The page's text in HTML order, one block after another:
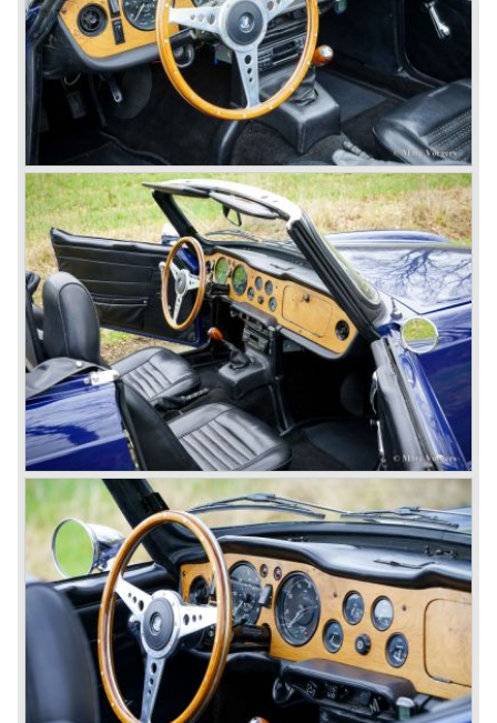
The 2498 cc. straight six with P.I. (Petrol Injection) system
had a power output of 150 SAE hp. The complex P.I.
system did not make it to the US market because is was
delicate to service and adjust. The TR 5 for the US market
was fitted with two carburettors and was named Triumph
TR 250.
In the late sixties Triumph was working on a prestigious
project, developing an entirely new car and engine which
would later result in the Triumph Stag. The project
consumed an awesome amount of money and Triumph
had to come with a Triumph TR 5 successor soon
because the TR 4 looks of the TR 5/250 ran out of date.
All Triumph Engineering capacity was dedicated to the
new project and Triumph had not much money to spend
on the TR 5 successor. Triumph got in touch with
Karmann company located in Osnabruck, Germany.
Karmann had the possibilities and means to design and
develop the new car and was also able to manufacture all
the tooling. Karmann decided to redesign the front and rear
of Michelotti's original TR 4 design and not to touch the
structure underneath and the cockpit-area.
Karmanns efforts resulted in the Triumph TR 6 in the year
1968. Karmann succeeded in creating a new, more
aggressive, modern and masculine look for the TR which
was very well accepted by the public. The TR 6 was to
become Triumph best seller ever, approximately 95.000
TR 6 were built until the end of production in 1976.
The prestigious project, mentioned above, gave birth to the
Triumph Stag in 1970. The Stag was a real safety-car, it
featured a roll-over bar and a safety interior with all padded
surfaces. The engine was a newly developed 2997 cc. V8
engine. The Stag was not a real sports car but more like
an open GT, comfortable and fast. The greater part of Stag
production was shipped to the USA fitted with an
automatic gearbox.